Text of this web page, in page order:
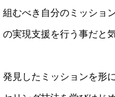
組むべき自分のミッショ
の実現支援を行う事だと
発見したミッションを形